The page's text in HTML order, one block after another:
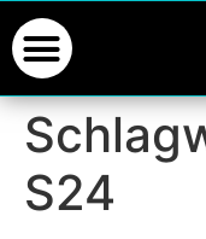
S24